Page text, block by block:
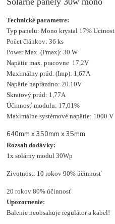
Technické parametre:
Typ panelu: Mono krystal 17% Ucinost
Počet článkov: 36 ks
Power Max. (Pmax): 30 W
Napätie max. pracovne 17,2V
Maximálny prúd. (Imp): 1,67A
Napätie naprázdno: 20.10V
Skratový prúd: 1,77A
Účinnosť modulu: 17,01%
Maximálne systémové napätie: 1000 V
640mm x 350mm x 35mm
Rozsah dodávky:
1x solárny modul 30Wp
Zivotnost: 10 rokov 90% účinnosť
20 rokov 80% účinnosť
Upozornenie:
Balenie neobsahuje regulátor a kabel!